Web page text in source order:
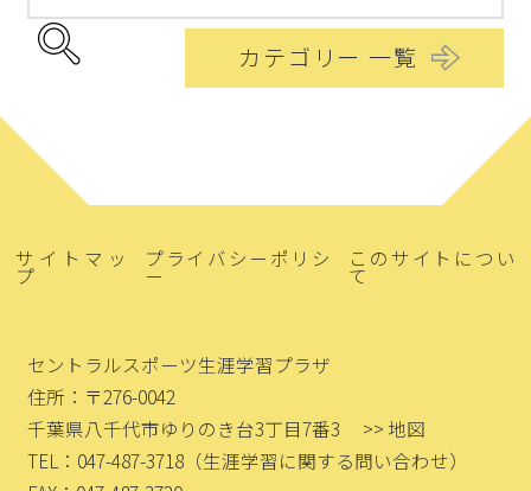
カテゴリー 一覧
サイトマッ
プ
プライバシーポリシ
ー
このサイトについ
て
セントラルスポーツ生涯学習プラザ
住所：〒276-0042
千葉県八千代市ゆりのき台3丁目7番3
>> 地図
TEL：047-487-3718 （生涯学習に関する問い合わせ）